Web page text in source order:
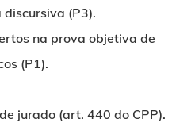
(P3).
na prova objetiva de
(P1).
jurado (art. 440 do CPP).